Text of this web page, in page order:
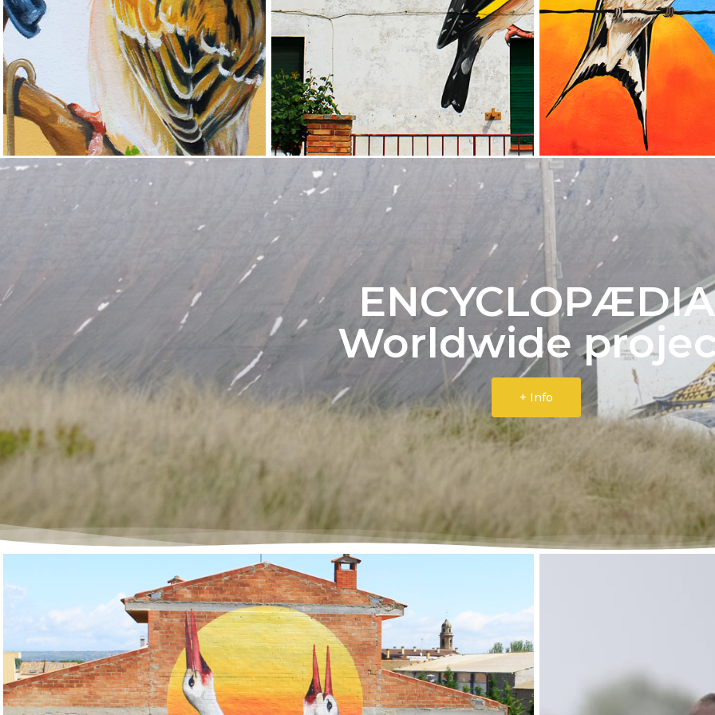
ENCYCLOPÆDIA
Worldwide
+ Info